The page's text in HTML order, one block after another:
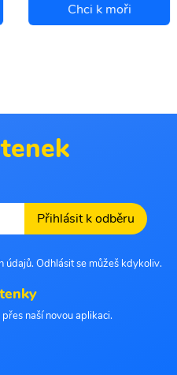
Chci k moři
Přihlásit k odběru
údajů. Odhlásit se můžeš kdykoliv.
naší novou aplikaci.